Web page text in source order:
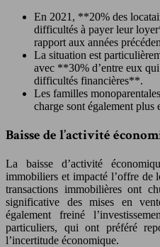
En 2021, **20% des
difficultés à payer leur
rapport aux années
La situation est
avec **30% d’entre eux
difficultés financières**.
Les familles
charge sont également plus
Baisse de l’activité
La baisse d’activité
immobiliers et impacté l’offre de
transactions immobilières ont
significative des mises en
également freiné
particuliers, qui ont préféré
l’incertitude économique.